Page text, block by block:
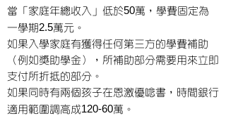
當「家庭年總收入」低於50萬，學費固定為
一學期 2.5萬元。
如果入學家庭有獲得任何第三方的學費補助
（例如獎助學金），所補助部分需要用來立即
支付所折抵的部分。
如果同時有兩個孩子在恩激優唸書，時間銀行
適用範圍調高成120-60萬。